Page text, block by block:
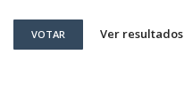
VOTAR Ver resultados